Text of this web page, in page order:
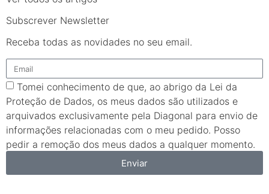
Subscrever Newsletter
Receba todas as novidades no seu email.
Tomei conhecimento de que, ao abrigo da Lei da
Proteção de Dados, os meus dados são utilizados e
arquivados exclusivamente pela Diagonal para envio de
informações relacionadas com o meu pedido. Posso
pedir a remoção dos meus dados a qualquer momento.
Enviar